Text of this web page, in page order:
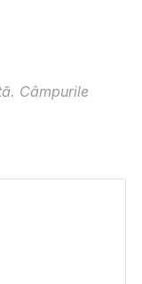
Câmpurile